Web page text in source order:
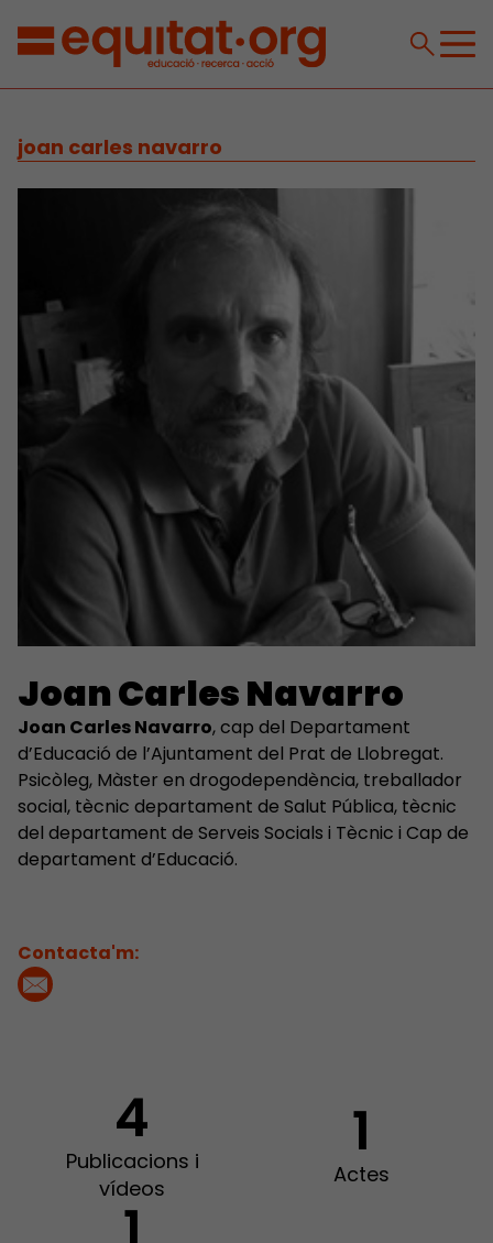
joan carles navarro
Joan Carles Navarro
Joan Carles Navarro, cap del Departament
d’Educació de l’Ajuntament del Prat de Llobregat.
Psicòleg, Màster en drogodependència, treballador
social, tècnic departament de Salut Pública, tècnic
del departament de Serveis Socials i Tècnic i Cap de
departament d’Educació.
Contacta'm:
4
Publicacions i
vídeos
1
Actes